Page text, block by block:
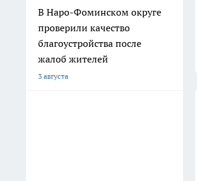
В Наро-Фоминском округе
проверили качество
благоустройства после
жалоб жителей
3 августа